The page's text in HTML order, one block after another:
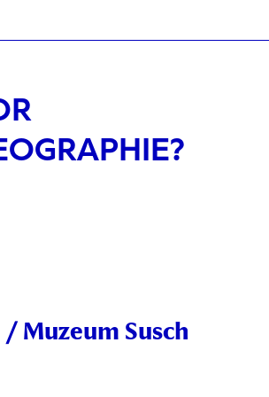
/ Muzeum Susch